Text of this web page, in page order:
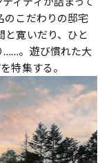
のこだわりの邸宅
と寛いだり、ひと
……。遊び慣れた大
特集する。